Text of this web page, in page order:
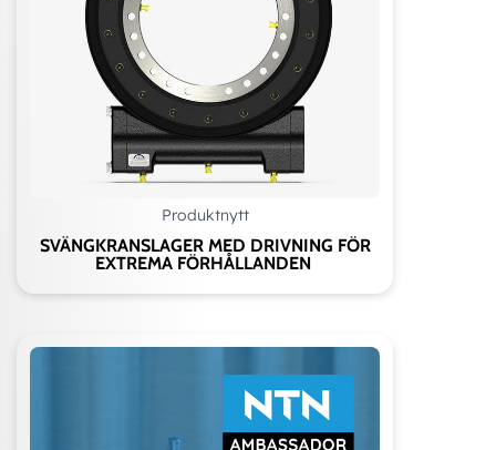
Produktnytt
SVÄNGKRANSLAGER MED DRIVNING FÖR
EXTREMA FÖRHÅLLANDEN